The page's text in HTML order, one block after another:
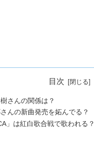
目次
さんの関係は？
んの新曲発売を妬んでる？
」は紅白歌合戦で歌われる？